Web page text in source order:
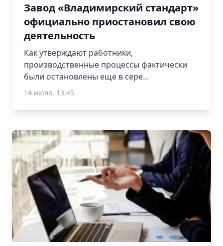
Завод «Владимирский стандарт»
официально приостановил свою
деятельность
Как утверждают работники,
производственные процессы фактически
были остановлены еще в сере...
14 июля, 13:45